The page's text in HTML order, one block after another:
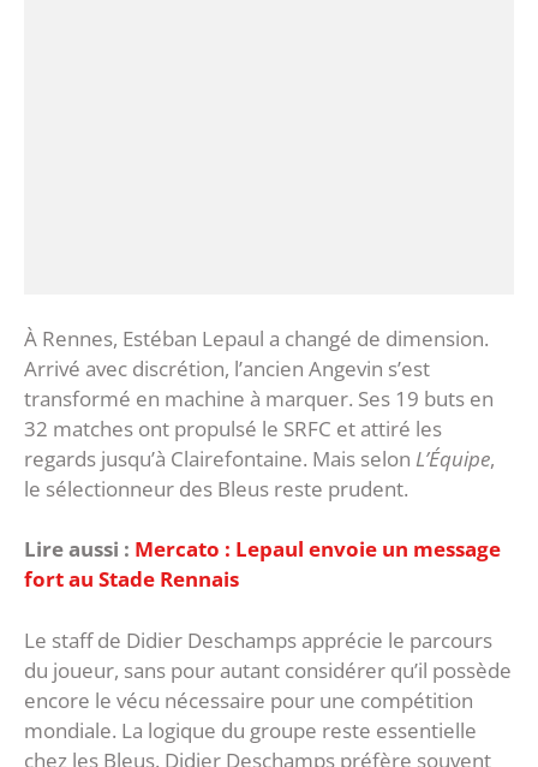
‎À Rennes, Estéban Lepaul a changé de dimension.
Arrivé avec discrétion, l’ancien Angevin s’est
transformé en machine à marquer. Ses 19 buts en
32 matches ont propulsé le SRFC et attiré les
regards jusqu’à Clairefontaine.‎ Mais selon L’Équipe,
le sélectionneur des Bleus reste prudent.
Lire aussi : ‎Mercato : Lepaul envoie un message
fort au Stade Rennais
Le staff de Didier Deschamps apprécie le parcours
du joueur, sans pour autant considérer qu’il possède
encore le vécu nécessaire pour une compétition
mondiale. ‎La logique du groupe reste essentielle
chez les Bleus. Didier Deschamps préfère souvent